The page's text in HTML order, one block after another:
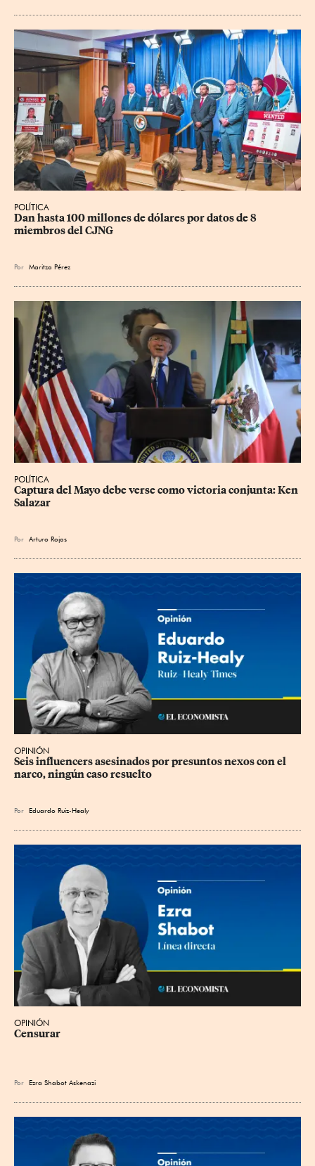
POLÍTICA
Dan hasta 100 millones de dólares por datos de 8
miembros del CJNG
Por Maritza Pérez
POLÍTICA
Captura del Mayo debe verse como victoria conjunta: Ken
Salazar
Por Arturo Rojas
OPINIÓN
Seis influencers asesinados por presuntos nexos con el
narco, ningún caso resuelto
Por Eduardo Ruiz-Healy
OPINIÓN
Censurar
Por Ezra Shabot Askenazi